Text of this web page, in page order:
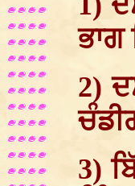
ਭਾਗ
2)
3)